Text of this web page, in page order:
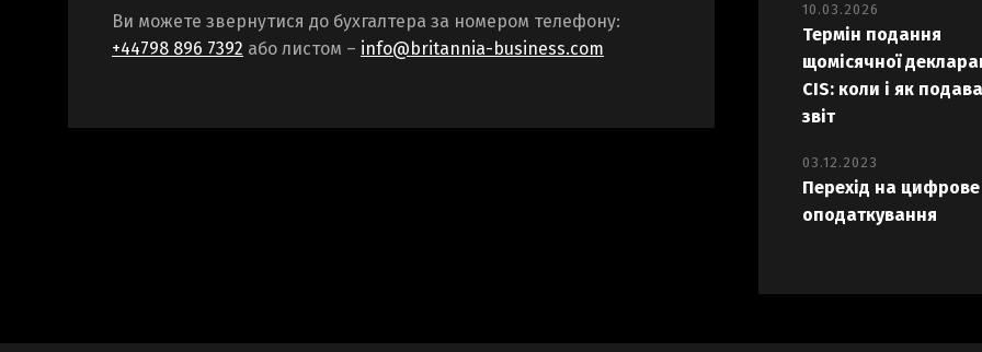
Ви можете звернутися до бухгалтера за номером телефону:
+44798 896 7392 або листом – info@britannia-business.com
10.03.2026
Термін подання
щомісячної
CIS: коли і як
звіт
03.12.2023
Перехід на цифрове
оподаткування